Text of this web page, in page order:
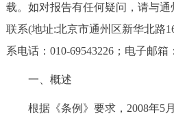
政民互动
参与调查 在线访谈
载。如对报告有任何疑问，请与
联系(地址:北京市通州区新华北路
系电话：010-69543226；电子邮箱
一、概述
根据《条例》要求，2008年5